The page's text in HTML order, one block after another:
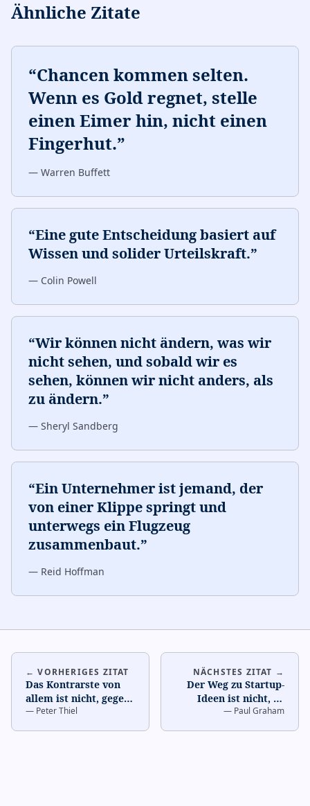
Ähnliche Zitate
“Chancen kommen selten.
Wenn es Gold regnet, stelle
einen Eimer hin, nicht einen
Fingerhut.”
— Warren Buffett
“Eine gute Entscheidung basiert auf
Wissen und solider Urteilskraft.”
— Colin Powell
“Wir können nicht ändern, was wir
nicht sehen, und sobald wir es
sehen, können wir nicht anders, als
zu ändern.”
— Sheryl Sandberg
“Ein Unternehmer ist jemand, der
von einer Klippe springt und
unterwegs ein Flugzeug
zusammenbaut.”
— Reid Hoffman
← VORHERIGES ZITAT
Das Kontrarste von
allem ist nicht, gegen
die Menge
— Peter Thiel
NÄCHSTES ZITAT →
Der Weg zu Startup-
Ideen ist nicht, zu
versuchen, Startup-
— Paul Graham